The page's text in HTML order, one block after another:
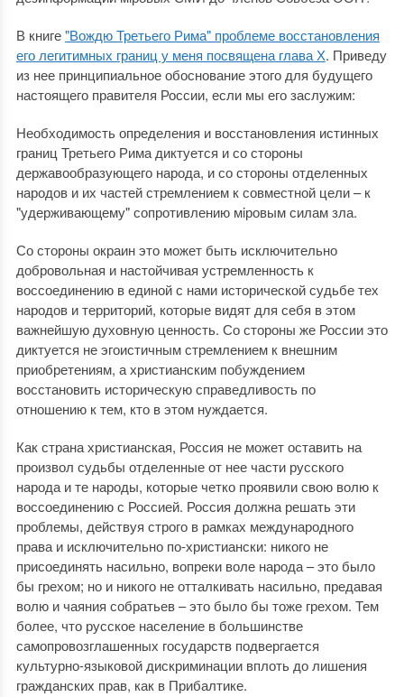
В книге"Вождю Третьего Рима" проблеме восстановления
его легитимных границ у меня посвящена глава Х. Приведу
из нее принципиальное обоснование этого для будущего
настоящего правителя России, если мы его заслужим:
Необходимость определения и восстановления истинных
границ Третьего Рима диктуется и со стороны
державообразующего народа, и со стороны отделенных
народов и их частей стремлением к совместной цели – к
"удерживающему" сопротивлению мiровым силам зла.
Со стороны окраин это может быть исключительно
добровольная и настойчивая устремленность к
воссоединению в единой с нами исторической судьбе тех
народов и территорий, которые видят для себя в этом
важнейшую духовную ценность. Со стороны же России это
диктуется не эгоистичным стремлением к внешним
приобретениям, а христианским побуждением
восстановить историческую справедливость по
отношению к тем, кто в этом нуждается.
Как страна христианская, Россия не может оставить на
произвол судьбы отделенные от нее части русского
народа и те народы, которые четко проявили свою волю к
воссоединению с Россией. Россия должна решать эти
проблемы, действуя строго в рамках международного
права и исключительно по-христиански: никого не
присоединять насильно, вопреки воле народа – это было
бы грехом; но и никого не отталкивать насильно, предавая
волю и чаяния собратьев – это было бы тоже грехом. Тем
более, что русское население в большинстве
самопровозглашенных государств подвергается
культурно-языковой дискриминации вплоть до лишения
гражданских прав, как в Прибалтике.